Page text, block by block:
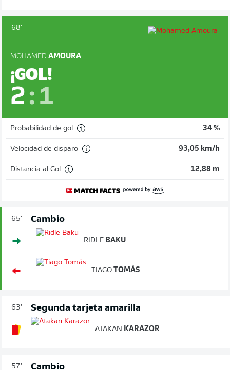
68'
MOHAMED AMOURA
¡GOL!
2 : 1
Probabilidad de gol 34 %
Velocidad de disparo 93,05 km/h
Distancia al Gol 12,88 m
65' Cambio
RIDLE BAKU
TIAGO TOMÁS
63' Segunda tarjeta amarilla
ATAKAN KARAZOR
57' Cambio